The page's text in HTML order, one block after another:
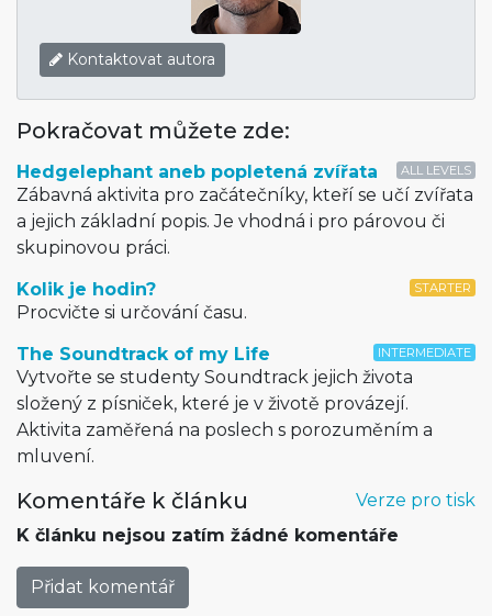
Kontaktovat autora
Pokračovat můžete zde:
ALL LEVELS
Hedgelephant aneb popletená zvířata
Zábavná aktivita pro začátečníky, kteří se učí zvířata
a jejich základní popis. Je vhodná i pro párovou či
skupinovou práci.
STARTER
Kolik je hodin?
Procvičte si určování času.
INTERMEDIATE
The Soundtrack of my Life
Vytvořte se studenty Soundtrack jejich života
složený z písniček, které je v životě provázejí.
Aktivita zaměřená na poslech s porozuměním a
mluvení.
Verze pro tisk
Komentáře k článku
K článku nejsou zatím žádné komentáře
Přidat komentář